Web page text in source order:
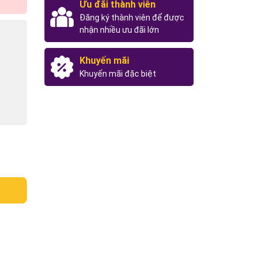
Ưu đãi thành viên
Đăng ký thành viên để được
nhận nhiều ưu đãi lớn
Khuyến mãi
Khuyến mãi đặc biệt